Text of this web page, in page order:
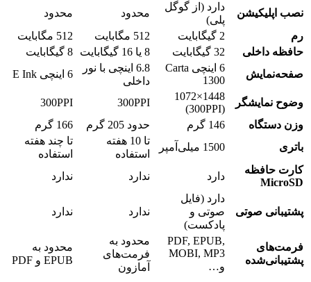
نصب اپلیکیشن
دارد (از گوگل
پلی)
محدود
محدود
رم
2 گیگابایت 512 مگابایت
512 مگابایت
حافظه داخلی
32 گیگابایت 8 یا 16 گیگابایت
8 گیگابایت
صفحه‌نمایش
6 اینچی Carta
1300
6.8 اینچی با نور
داخلی
6 اینچی E Ink
وضوح نمایشگر
1448×1072
(300PPI)
300PPI
300PPI
وزن دستگاه
146 گرم حدود 205 گرم
166 گرم
باتری
1500 میلی‌آمپر
تا 10 هفته
استفاده
تا چند هفته
استفاده
کارت حافظه
MicroSD
دارد ندارد ندارد
پشتیبانی صوتی
دارد (فایل
صوتی و
پادکست)
ندارد ندارد
فرمت‌های
پشتیبانی‌شده
PDF, EPUB,
MOBI, MP3
و…
محدود به
فرمت‌های
آمازون
محدود به
EPUB و PDF